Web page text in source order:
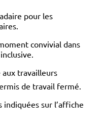
pour les
convivial dans
travailleurs
de travail fermé.
sur l’affiche